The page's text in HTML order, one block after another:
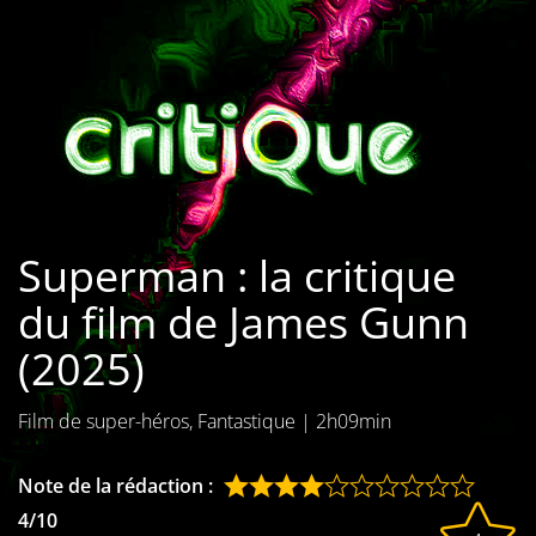
Les films par
genre
Séries
Les films
interdits
Les Dossiers
Les disparus
Les acteurs
Les actrices
Les réalisateurs
Superman : la critique
du film de James Gunn
(2025)
Film de super-héros, Fantastique | 2h09min
Note de la rédaction :
4/10